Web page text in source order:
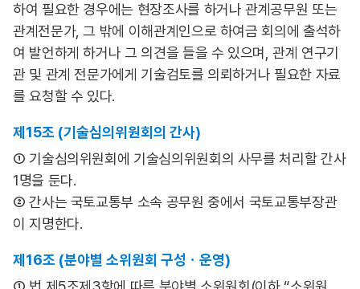
하여 필요한 경우에는 현장조사를 하거나 관계공무원 또는
관계전문가, 그 밖에 이해관계인으로 하여금 회의에 출석하
여 발언하게 하거나 그 의견을 들을 수 있으며, 관계 연구기
관 및 관계 전문가에게 기술검토를 의뢰하거나 필요한 자료
를 요청할 수 있다.
제15조 (기술심의위원회의 간사)
① 기술심의위원회에 기술심의위원회의 사무를 처리할 간사
1명을 둔다.
② 간사는 국토교통부 소속 공무원 중에서 국토교통부장관
이 지명한다.
제16조 (분야별 소위원회 구성ㆍ운영)